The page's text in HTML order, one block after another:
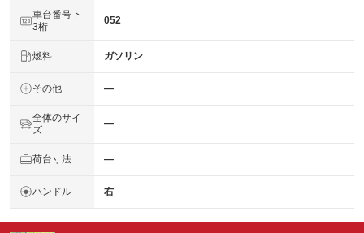
車台番号下
3桁
052
燃料 ガソリン
その他 ―
全体のサイ
ズ
―
荷台寸法 ―
ハンドル 右